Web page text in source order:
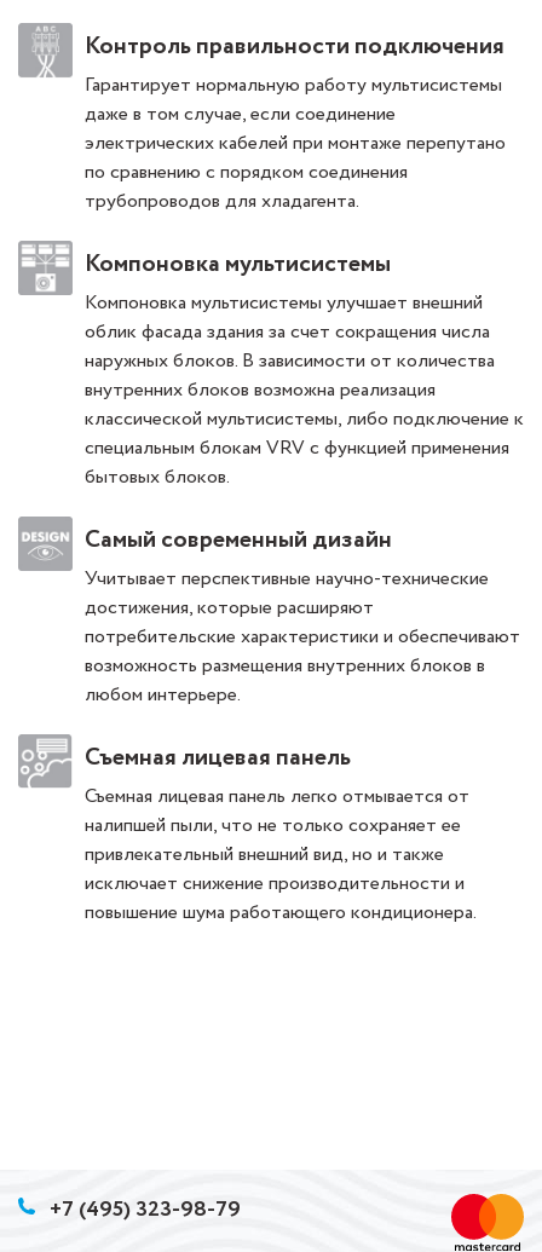
Контроль правильности подключения
Гарантирует нормальную работу мультисистемы
даже в том случае, если соединение
электрических кабелей при монтаже перепутано
по сравнению с порядком соединения
трубопроводов для хладагента.
Компоновка мультисистемы
Компоновка мультисистемы улучшает внешний
облик фасада здания за счет сокращения числа
наружных блоков. В зависимости от количества
внутренних блоков возможна реализация
классической мультисистемы, либо подключение к
специальным блокам VRV с функцией применения
бытовых блоков.
Самый современный дизайн
Учитывает перспективные научно-технические
достижения, которые расширяют
потребительские характеристики и обеспечивают
возможность размещения внутренних блоков в
любом интерьере.
Съемная лицевая панель
Съемная лицевая панель легко отмывается от
налипшей пыли, что не только сохраняет ее
привлекательный внешний вид, но и также
исключает снижение производительности и
повышение шума работающего кондиционера.
+7 (495) 323-98-79